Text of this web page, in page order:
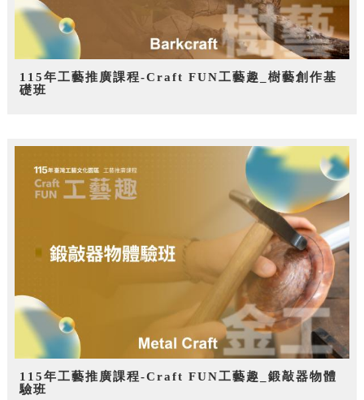
115年工藝推廣課程-Craft FUN工藝趣_樹藝創作基
礎班
115年工藝推廣課程-Craft FUN工藝趣_鍛敲器物體
驗班